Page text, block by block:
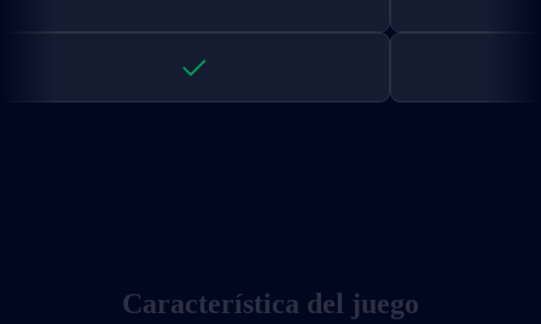
Característica del juego